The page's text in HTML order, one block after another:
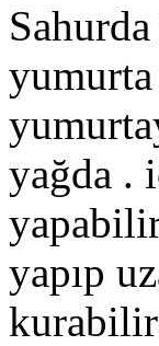
yumurta
yağda .
yapıp